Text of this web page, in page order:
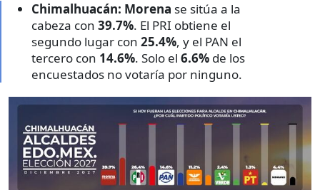
Chimalhuacán: Morena se sitúa a la
cabeza con 39.7%. El PRI obtiene el
segundo lugar con 25.4%, y el PAN el
tercero con 14.6%. Solo el 6.6% de los
encuestados no votaría por ninguno.